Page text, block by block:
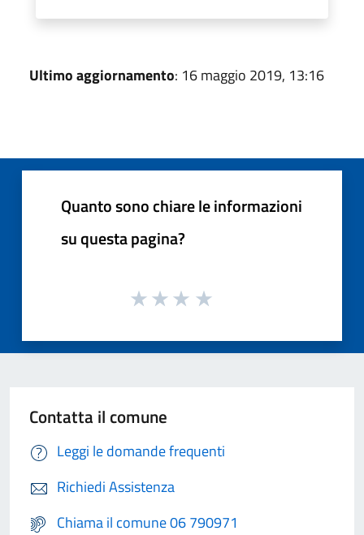
Ultimo aggiornamento: 16 maggio 2019, 13:16
Quanto sono chiare le informazioni
su questa pagina?
Contatta il comune
Leggi le domande frequenti
Richiedi Assistenza
Chiama il comune 06 790971